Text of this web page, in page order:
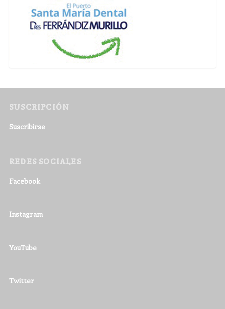
SUSCRIPCIÓN
Suscribirse
REDES SOCIALES
Facebook
Instagram
YouTube
Twitter